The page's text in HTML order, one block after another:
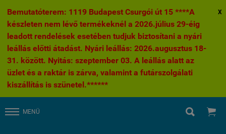
Bemutatóterem: 1119 Budapest Csurgói út 15 ****A
készleten nem lévő termékeknél a 2026.július 29-éig
leadott rendelések esetében tudjuk biztosítani a nyári
leállás előtti átadást. Nyári leállás: 2026.augusztus 18-
31. között. Nyitás: szeptember 03. A leállás alatt az
üzlet és a raktár is zárva, valamint a futárszolgálati
kiszállítás is szünetel.******
X
MENÜ  